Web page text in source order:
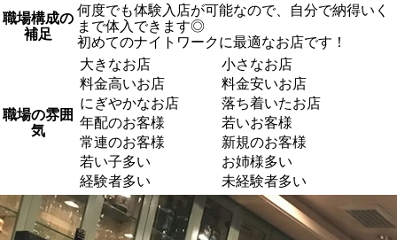
職場構成の
補足
何度でも体験入店が可能なので、自分で納得いく
まで体入できます◎
初めてのナイトワークに最適なお店です！
職場の雰囲
気
大きなお店
小さなお店
料金高いお店
料金安いお店
にぎやかなお店
落ち着いたお店
年配のお客様
若いお客様
常連のお客様
新規のお客様
若い子多い
お姉様多い
経験者多い
未経験者多い